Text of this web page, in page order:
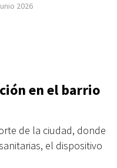
2026
en el barrio
de la ciudad, donde
el dispositivo